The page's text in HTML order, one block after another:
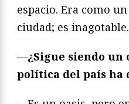
espacio. Era como
ciudad; es inagotable.
—¿Sigue siendo un
política del país ha